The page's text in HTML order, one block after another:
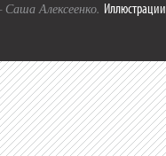
Алексеенко. Иллюстрации